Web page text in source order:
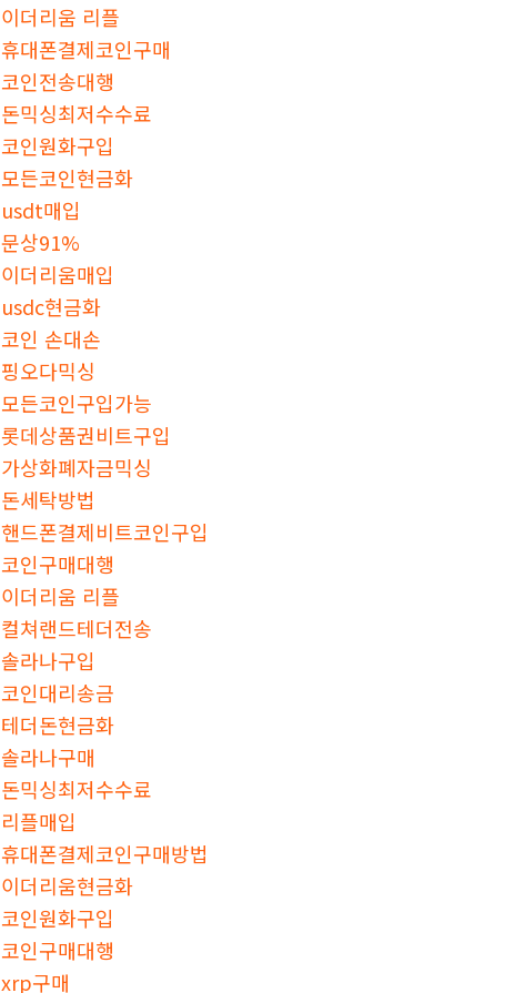
이더리움 리플
휴대폰결제코인구매
코인전송대행
돈믹싱최저수수료
코인원화구입
모든코인현금화
usdt매입
문상91%
이더리움매입
usdc현금화
코인 손대손
핑오다믹싱
모든코인구입가능
롯데상품권비트구입
가상화폐자금믹싱
돈세탁방법
핸드폰결제비트코인구입
코인구매대행
이더리움 리플
컬쳐랜드테더전송
솔라나구입
코인대리송금
테더돈현금화
솔라나구매
돈믹싱최저수수료
리플매입
휴대폰결제코인구매방법
이더리움현금화
코인원화구입
코인구매대행
xrp구매